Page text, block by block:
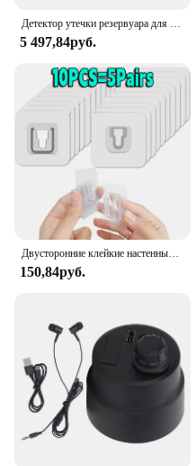
Детектор утечки резервуара для воды, инструмент, тестер давления радиатора, вакуумный тип системы охлаждения, тест системы охлаждения, манометр давления резервуара для воды автомобиля
5 497,84руб.
Двусторонние клейкие настенные крючки, вешалка, прочные прозрачные присоски, крючки-присоски для кухни, ванной комнаты, держатели для розетки
150,84руб.